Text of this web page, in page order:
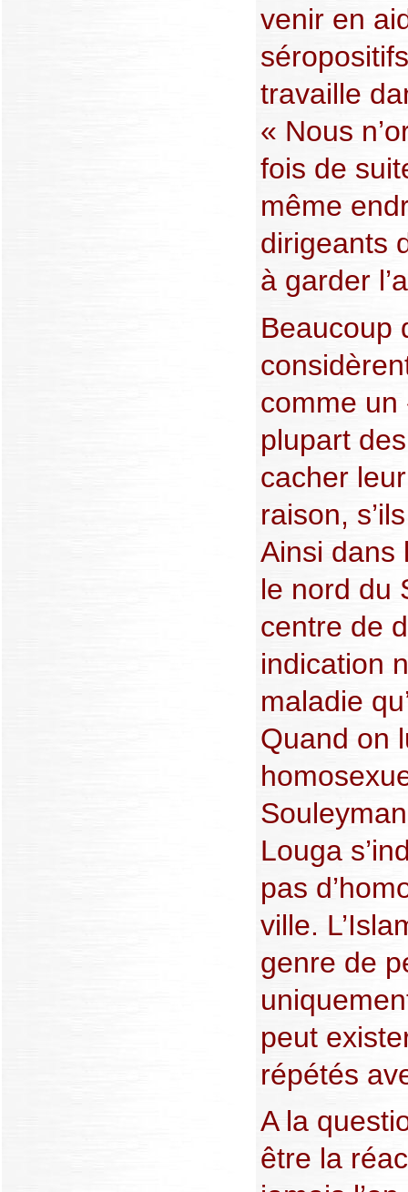
venir en
travaille
« Nous
fois de
même
dirigeants
à garder
Beaucoup
comme un
plupart
cacher
raison,
Ainsi dans
le nord du
centre de
indication
maladie
Quand on
Louga
pas
ville.
genre de
peut
répétés
A la
être la